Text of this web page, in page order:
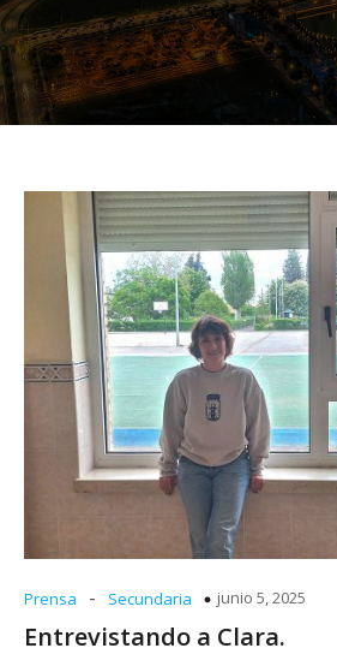
Prensa - Secundaria junio 5, 2025
Entrevistando a Clara.